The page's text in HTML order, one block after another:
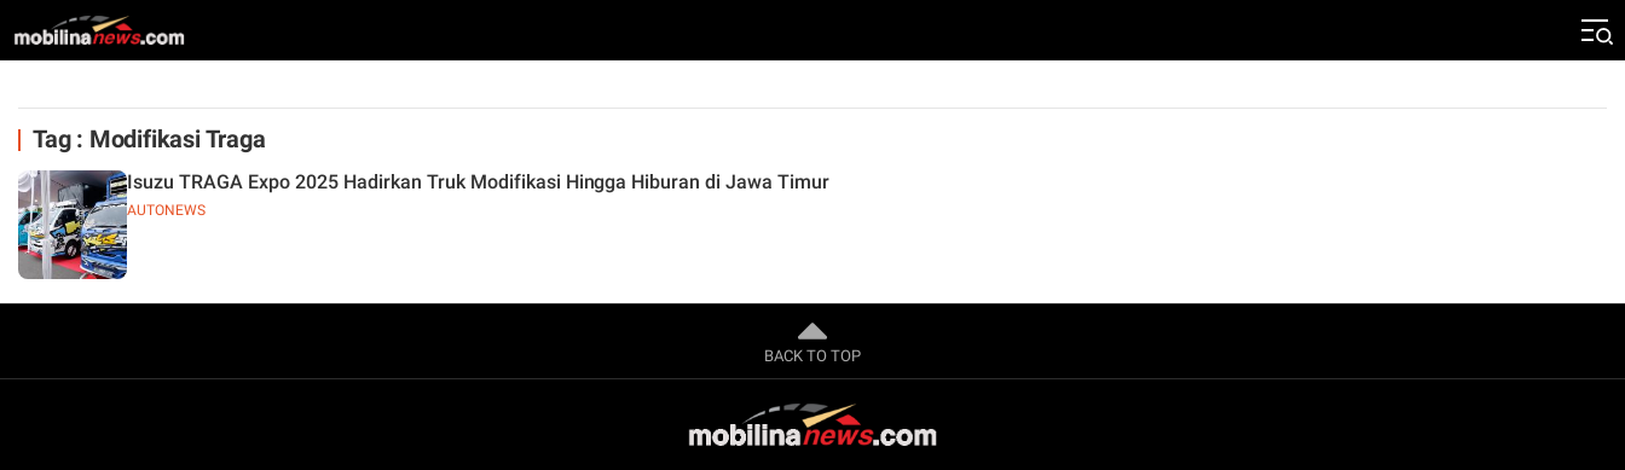
Tag : Modifikasi Traga
AUTONEWS
Isuzu TRAGA Expo 2025 Hadirkan Truk Modifikasi Hingga Hiburan di Jawa Timur
BACK TO TOP